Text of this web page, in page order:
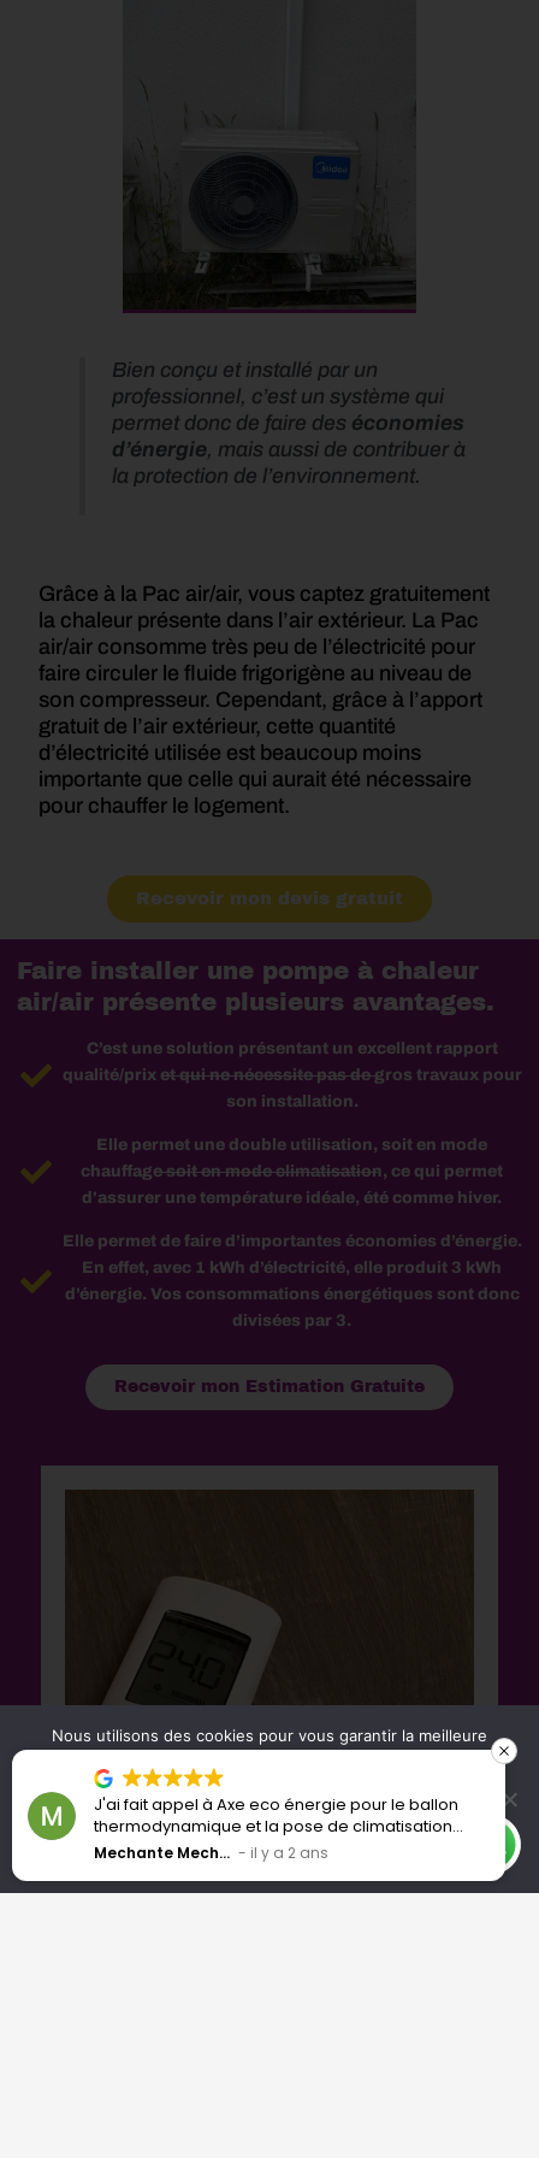
Bien conçu et installé par un
professionnel, c’est un système qui
permet donc de faire des économies
d’énergie, mais aussi de contribuer à
la protection de l’environnement.
Grâce à la Pac air/air, vous captez gratuitement
la chaleur présente dans l’air extérieur. La Pac
air/air consomme très peu de l’électricité pour
faire circuler le fluide frigorigène au niveau de
son compresseur. Cependant, grâce à l’apport
gratuit de l’air extérieur, cette quantité
d’électricité utilisée est beaucoup moins
importante que celle qui aurait été nécessaire
pour chauffer le logement.
Recevoir mon devis gratuit
Faire installer une pompe à chaleur
air/air présente plusieurs avantages.
C’est une solution présentant un excellent rapport
qualité/prix et qui ne nécessite pas de gros travaux pour
son installation.
Elle permet une double utilisation, soit en mode
chauffage soit en mode climatisation, ce qui permet
d'assurer une température idéale, été comme hiver.
Elle permet de faire d’importantes économies d’énergie.
En effet, avec 1 kWh d’électricité, elle produit 3 kWh
d’énergie. Vos consommations énergétiques sont donc
divisées par 3.
Recevoir mon Estimation Gratuite
Nous utilisons des cookies pour vous garantir la meilleure
expérience sur notre site web. Si vous continuez à utiliser ce
site, nous supposerons que vous en êtes satisfait.
OK
Je refuse tous les Cookies
Politique de confidentialité
J'ai fait appel à Axe eco énergie pour le ballon
thermodynamique et la pose de climatisation
réversible. Très bon conseil de la part de Cyriaque
avec des économies bien reelles. Personnel très
Mechante Mechante il y a 2 ans